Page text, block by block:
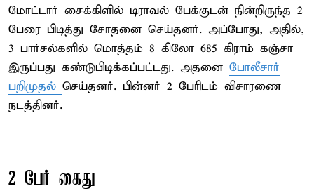
மோட்டார் சைக்கிளில் டிராவல் பேக்குடன் நின்றிருந்த 2
பேரை பிடித்து சோதனை செய்தனர். அப்போது, அதில்,
3 பார்சல்களில் மொத்தம் 8 கிலோ 685 கிராம் கஞ்சா
இருப்பது கண்டுபிடிக்கப்பட்டது. அதனை போலீசார்
பறிமுதல் செய்தனர். பின்னர் 2 பேரிடம் விசாரணை
நடத்தினர்.
2 பேர் கைது